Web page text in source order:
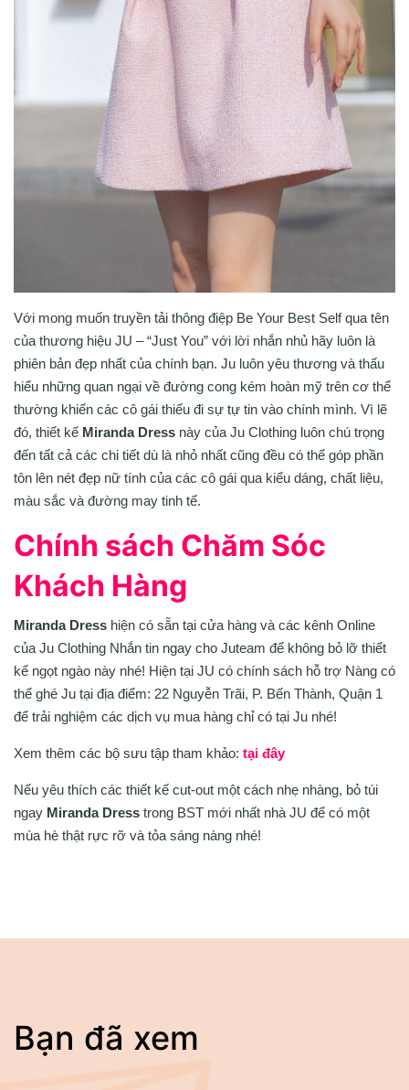
Với mong muốn truyền tải thông điệp Be Your Best Self qua tên
của thương hiệu JU – “Just You” với lời nhắn nhủ hãy luôn là
phiên bản đẹp nhất của chính bạn. Ju luôn yêu thương và thấu
hiểu những quan ngại về đường cong kém hoàn mỹ trên cơ thể
thường khiến các cô gái thiếu đi sự tự tin vào chính mình. Vì lẽ
đó, thiết kế Miranda Dress này của Ju Clothing luôn chú trọng
đến tất cả các chi tiết dù là nhỏ nhất cũng đều có thể góp phần
tôn lên nét đẹp nữ tính của các cô gái qua kiểu dáng, chất liệu,
màu sắc và đường may tinh tế.
Chính sách Chăm Sóc
Khách Hàng
Miranda Dress hiện có sẵn tại cửa hàng và các kênh Online
của Ju Clothing Nhắn tin ngay cho Juteam để không bỏ lỡ thiết
kế ngọt ngào này nhé! Hiện tại JU có chính sách hỗ trợ Nàng có
thể ghé Ju tại địa điểm: 22 Nguyễn Trãi, P. Bến Thành, Quận 1
để trải nghiệm các dịch vụ mua hàng chỉ có tại Ju nhé!
Xem thêm các bộ sưu tập tham khảo: tại đây
Nếu yêu thích các thiết kế cut-out một cách nhẹ nhàng, bỏ túi
ngay Miranda Dress trong BST mới nhất nhà JU để có một
mùa hè thật rực rỡ và tỏa sáng nàng nhé!
Bạn đã xem